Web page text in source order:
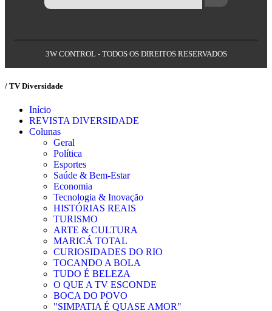
3W CONTROL - TODOS OS DIREITOS RESERVADOS
/ TV Diversidade
Início
REVISTA DIVERSIDADE
Colunas
Geral
Política
Esportes
Saúde & Bem-Estar
Economia
Tecnologia & Inovação
HISTÓRIAS REAIS
TURISMO
ARTE & CULTURA
MARICÁ TOTAL
CURIOSIDADES DO RIO
TOCANDO A BOLA
TUDO É BELEZA
O QUE A TV ESCONDE
BOCA DO POVO
"SIMPATIA É QUASE AMOR"